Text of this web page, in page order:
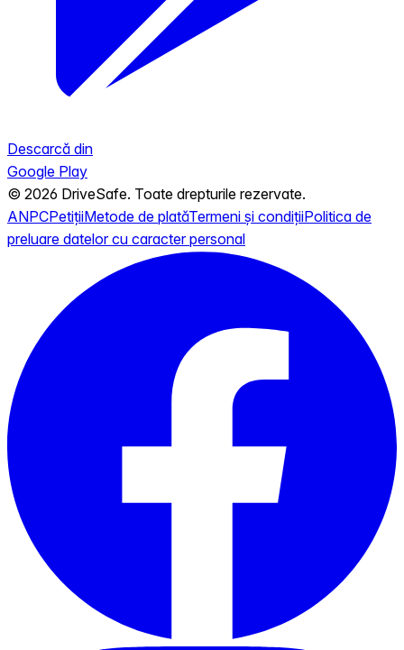
Descarcă din
Google Play
© 2026 DriveSafe. Toate drepturile rezervate.
ANPCPetițiiMetode de platăTermeni și condițiiPolitica de
preluare datelor cu caracter personal